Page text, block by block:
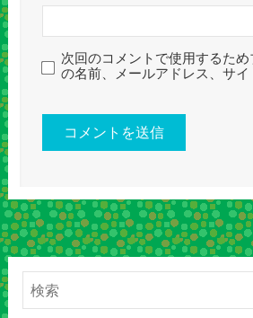
次回のコメントで使用するた
の名前、メールアドレス、サイ